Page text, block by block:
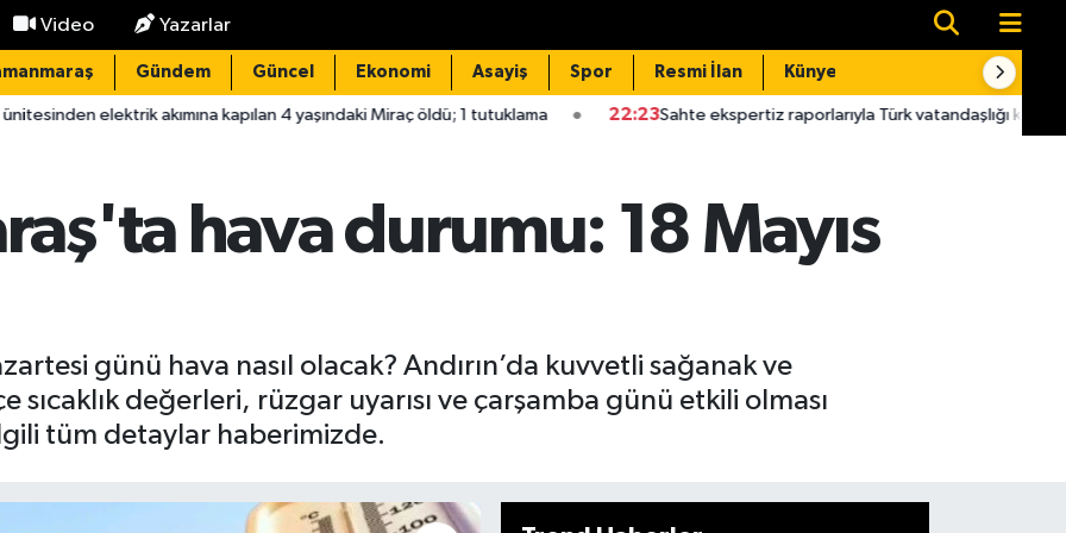
Video Yazarlar
Gündem Güncel Ekonomi Asayiş Spor Resmi İlan Künye
akımına kapılan 4 yaşındaki Miraç öldü; 1 tutuklama 22:23Sahte ekspertiz raporlarıyla Türk vatandaşlığı kazandıran suç
hava durumu: 18 Mayıs
günü hava nasıl olacak? Andırın’da kuvvetli sağanak ve
değerleri, rüzgar uyarısı ve çarşamba günü etkili olması
tüm detaylar haberimizde.